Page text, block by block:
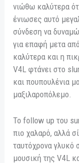
νιώθω καλύτερα
ένιωσες αυτό
σύνδεση να
για επαφή μετα
καλύτερα και η
V4L φτάνει στο
και πουπουλένια
μαξιλαροπόλεμο.
Το follow up του
πιο χαλαρό, αλλά
ταυτόχρονα γλυκό
μουσική της V4L